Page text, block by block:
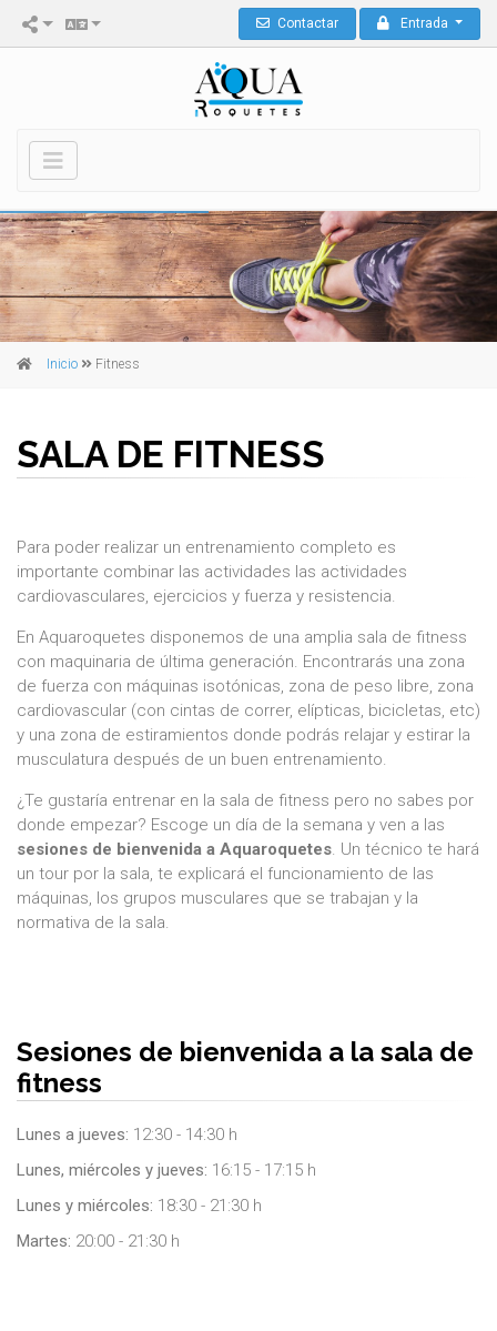
Contactar Entrada
Inicio Fitness
SALA DE FITNESS
Para poder realizar un entrenamiento completo es
importante combinar las actividades las actividades
cardiovasculares, ejercicios y fuerza y resistencia.
En Aquaroquetes disponemos de una amplia sala de fitness
con maquinaria de última generación. Encontrarás una zona
de fuerza con máquinas isotónicas, zona de peso libre, zona
cardiovascular (con cintas de correr, elípticas, bicicletas, etc)
y una zona de estiramientos donde podrás relajar y estirar la
musculatura después de un buen entrenamiento.
¿Te gustaría entrenar en la sala de fitness pero no sabes por
donde empezar? Escoge un día de la semana y ven a las
sesiones de bienvenida a Aquaroquetes. Un técnico te hará
un tour por la sala, te explicará el funcionamiento de las
máquinas, los grupos musculares que se trabajan y la
normativa de la sala.
Sesiones de bienvenida a la sala de
fitness
Lunes a jueves: 12:30 - 14:30 h
Lunes, miércoles y jueves: 16:15 - 17:15 h
Lunes y miércoles: 18:30 - 21:30 h
Martes: 20:00 - 21:30 h